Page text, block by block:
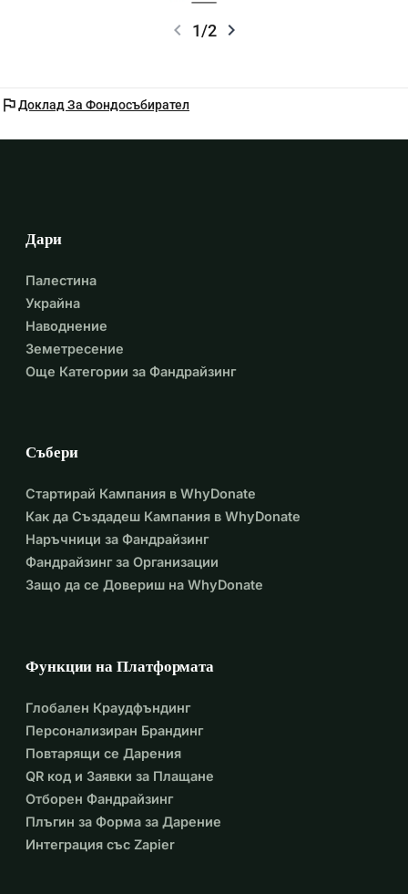
chevron_left 1/2 chevron_right
flagДоклад За Фондосъбирател
Дари
Палестина
Украйна
Наводнение
Земетресение
Още Категории за Фандрайзинг
Събери
Стартирай Кампания в WhyDonate
Как да Създадеш Кампания в WhyDonate
Наръчници за Фандрайзинг
Фандрайзинг за Организации
Защо да се Довериш на WhyDonate
Функции на Платформата
Глобален Краудфъндинг
Персонализиран Брандинг
Повтарящи се Дарения
QR код и Заявки за Плащане
Отборен Фандрайзинг
Плъгин за Форма за Дарение
Интеграция със Zapier